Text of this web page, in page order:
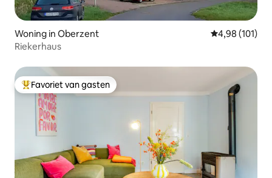
Woning in Oberzent Gemiddelde
4,98 (101)
Riekerhaus
Topfavoriet van gasten
Favoriet van gasten